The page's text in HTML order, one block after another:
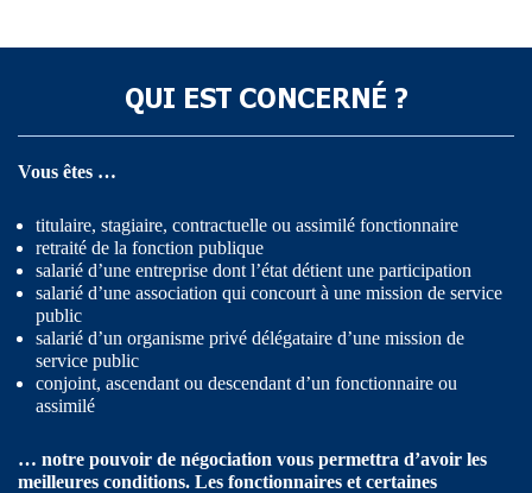
QUI EST CONCERNÉ ?
Vous êtes …
titulaire, stagiaire, contractuelle ou assimilé fonctionnaire
retraité de la fonction publique
salarié d’une entreprise dont l’état détient une participation
salarié d’une association qui concourt à une mission de service
public
salarié d’un organisme privé délégataire d’une mission de
service public
conjoint, ascendant ou descendant d’un fonctionnaire ou
assimilé
… notre pouvoir de négociation vous permettra d’avoir les
meilleures conditions. Les fonctionnaires et certaines